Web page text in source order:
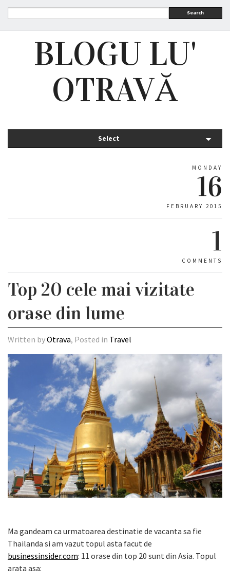
Search
BLOGU LU'
OTRAVĂ
Select
MONDAY
16
FEBRUARY 2015
1
COMMENTS
Top 20 cele mai vizitate
orase din lume
Written byOtrava, Posted in Travel
Ma gandeam ca urmatoarea destinatie de vacanta sa fie
Thailanda si am vazut topul asta facut de
businessinsider.com: 11 orase din top 20 sunt din Asia. Topul
arata asa: